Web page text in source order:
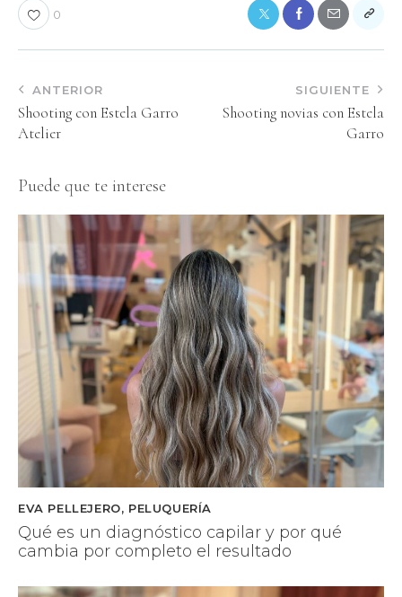
0
ANTERIOR
Shooting con Estela Garro
Atelier
SIGUIENTE
Shooting novias con Estela
Garro
Puede que te interese
EVA PELLEJERO, PELUQUERÍA
Qué es un diagnóstico capilar y por qué
cambia por completo el resultado